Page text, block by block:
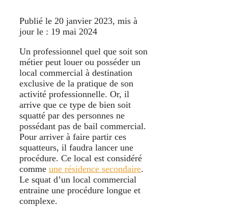
Publié le 20 janvier 2023, mis à
jour le : 19 mai 2024
Un professionnel quel que soit son
métier peut louer ou posséder un
local commercial à destination
exclusive de la pratique de son
activité professionnelle. Or, il
arrive que ce type de bien soit
squatté par des personnes ne
possédant pas de bail commercial.
Pour arriver à faire partir ces
squatteurs, il faudra lancer une
procédure. Ce local est considéré
comme une résidence secondaire.
Le squat d’un local commercial
entraine une procédure longue et
complexe.